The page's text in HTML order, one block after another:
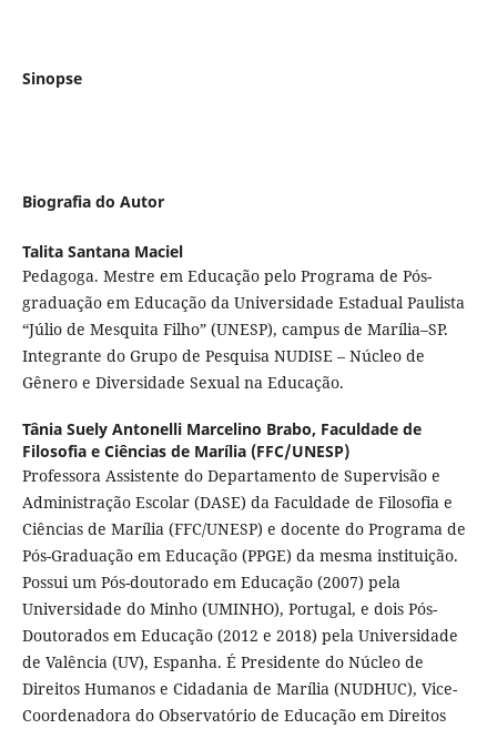
Sinopse
Biografia do Autor
Talita Santana Maciel
Pedagoga. Mestre em Educação pelo Programa de Pós-
graduação em Educação da Universidade Estadual Paulista
“Júlio de Mesquita Filho” (UNESP), campus de Marília–SP.
Integrante do Grupo de Pesquisa NUDISE – Núcleo de
Gênero e Diversidade Sexual na Educação.
Tânia Suely Antonelli Marcelino Brabo, Faculdade de
Filosofia e Ciências de Marília (FFC/UNESP)
Professora Assistente do Departamento de Supervisão e
Administração Escolar (DASE) da Faculdade de Filosofia e
Ciências de Marília (FFC/UNESP) e docente do Programa de
Pós-Graduação em Educação (PPGE) da mesma instituição.
Possui um Pós-doutorado em Educação (2007) pela
Universidade do Minho (UMINHO), Portugal, e dois Pós-
Doutorados em Educação (2012 e 2018) pela Universidade
de Valência (UV), Espanha. É Presidente do Núcleo de
Direitos Humanos e Cidadania de Marília (NUDHUC), Vice-
Coordenadora do Observatório de Educação em Direitos